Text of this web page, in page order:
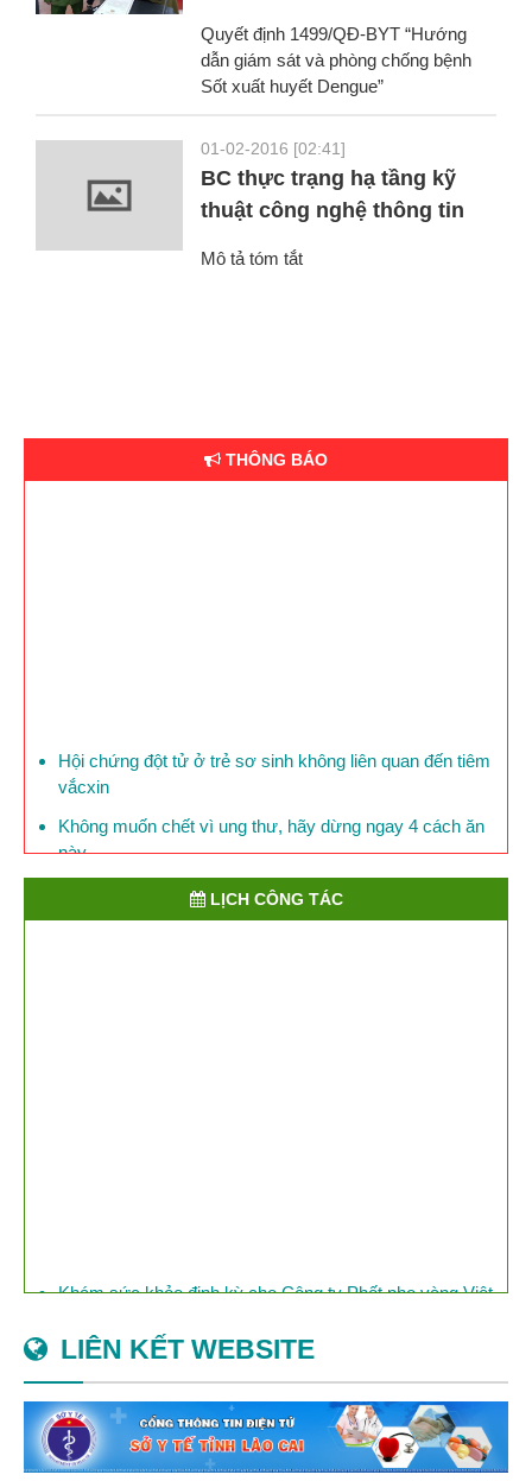
huyết Dengue"
Quyết định 1499/QĐ-BYT “Hướng
dẫn giám sát và phòng chống bệnh
Sốt xuất huyết Dengue”
01-02-2016 [02:41]
BC thực trạng hạ tầng kỹ
thuật công nghệ thông tin
Mô tả tóm tắt
THÔNG BÁO
Hội chứng đột tử ở trẻ sơ sinh không liên quan đến tiêm
vắcxin
Không muốn chết vì ung thư, hãy dừng ngay 4 cách ăn
này
Mỗi ngày, 150 người Việt Nam chết vì bệnh đái tháo
LỊCH CÔNG TÁC
Khám sức khỏe định kỳ cho Công ty Phốt pho vàng Việt
LIÊN KẾT WEBSITE